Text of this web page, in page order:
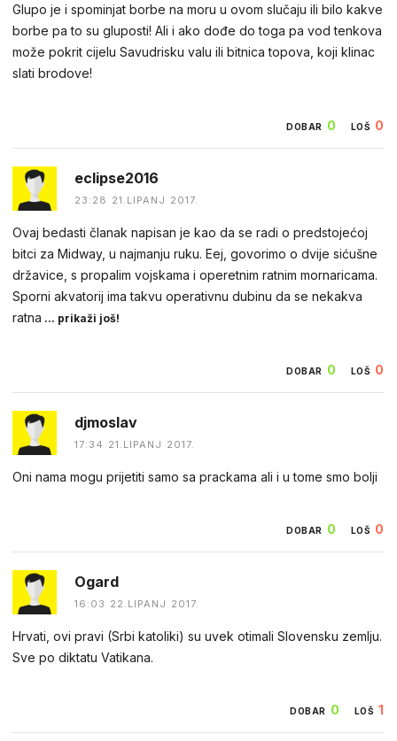
Glupo je i spominjat borbe na moru u ovom slučaju ili bilo kakve
borbe pa to su gluposti! Ali i ako dođe do toga pa vod tenkova
može pokrit cijelu Savudrisku valu ili bitnica topova, koji klinac
slati brodove!
DOBAR 0 LOŠ 0
eclipse2016
23:28 21.LIPANJ 2017.
Ovaj bedasti članak napisan je kao da se radi o predstojećoj
bitci za Midway, u najmanju ruku. Eej, govorimo o dvije sićušne
državice, s propalim vojskama i operetnim ratnim mornaricama.
Sporni akvatorij ima takvu operativnu dubinu da se nekakva
ratna ... prikaži još!
DOBAR 0 LOŠ 0
djmoslav
17:34 21.LIPANJ 2017.
Oni nama mogu prijetiti samo sa prackama ali i u tome smo bolji
DOBAR 0 LOŠ 0
Ogard
16:03 22.LIPANJ 2017.
Hrvati, ovi pravi (Srbi katoliki) su uvek otimali Slovensku zemlju.
Sve po diktatu Vatikana.
DOBAR 0 LOŠ 1